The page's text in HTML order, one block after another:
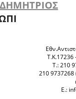
Τ.Κ.17236
Τ.: 210
210 9737268
E.: